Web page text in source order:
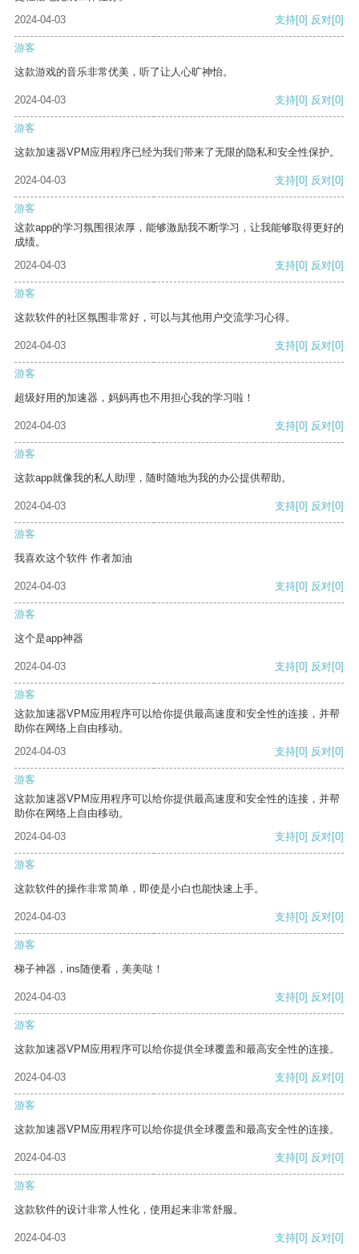
2024-04-03
支持[0] 反对[0]
游客
这款游戏的音乐非常优美，听了让人心旷神怡。
2024-04-03 支持[0] 反对[0]
游客
这款加速器VPM应用程序已经为我们带来了无限的隐私和安全性保护。
2024-04-03 支持[0] 反对[0]
游客
这款app的学习氛围很浓厚，能够激励我不断学习，让我能够取得更好的
成绩。
2024-04-03
支持[0] 反对[0]
游客
这款软件的社区氛围非常好，可以与其他用户交流学习心得。
2024-04-03 支持[0] 反对[0]
游客
超级好用的加速器，妈妈再也不用担心我的学习啦！
2024-04-03 支持[0] 反对[0]
游客
这款app就像我的私人助理，随时随地为我的办公提供帮助。
2024-04-03 支持[0] 反对[0]
游客
我喜欢这个软件 作者加油
2024-04-03 支持[0] 反对[0]
游客
这个是app神器
2024-04-03 支持[0] 反对[0]
游客
这款加速器VPM应用程序可以给你提供最高速度和安全性的连接，并帮
助你在网络上自由移动。
2024-04-03
支持[0] 反对[0]
游客
这款加速器VPM应用程序可以给你提供最高速度和安全性的连接，并帮
助你在网络上自由移动。
2024-04-03
支持[0] 反对[0]
游客
这款软件的操作非常简单，即使是小白也能快速上手。
2024-04-03 支持[0] 反对[0]
游客
梯子神器，ins随便看，美美哒！
2024-04-03 支持[0] 反对[0]
游客
这款加速器VPM应用程序可以给你提供全球覆盖和最高安全性的连接。
2024-04-03 支持[0] 反对[0]
游客
这款加速器VPM应用程序可以给你提供全球覆盖和最高安全性的连接。
2024-04-03 支持[0] 反对[0]
游客
这款软件的设计非常人性化，使用起来非常舒服。
2024-04-03 支持[0] 反对[0]